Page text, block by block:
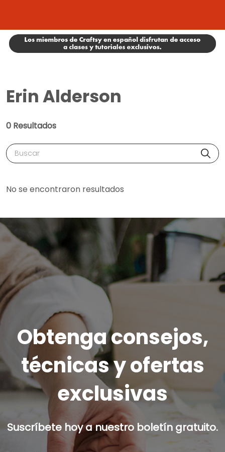
Erin Alderson
0 Resultados
Buscar
No se encontraron resultados
Obtenga consejos,
técnicas y ofertas
exclusivas
Suscríbete hoy a nuestro boletín gratuito.